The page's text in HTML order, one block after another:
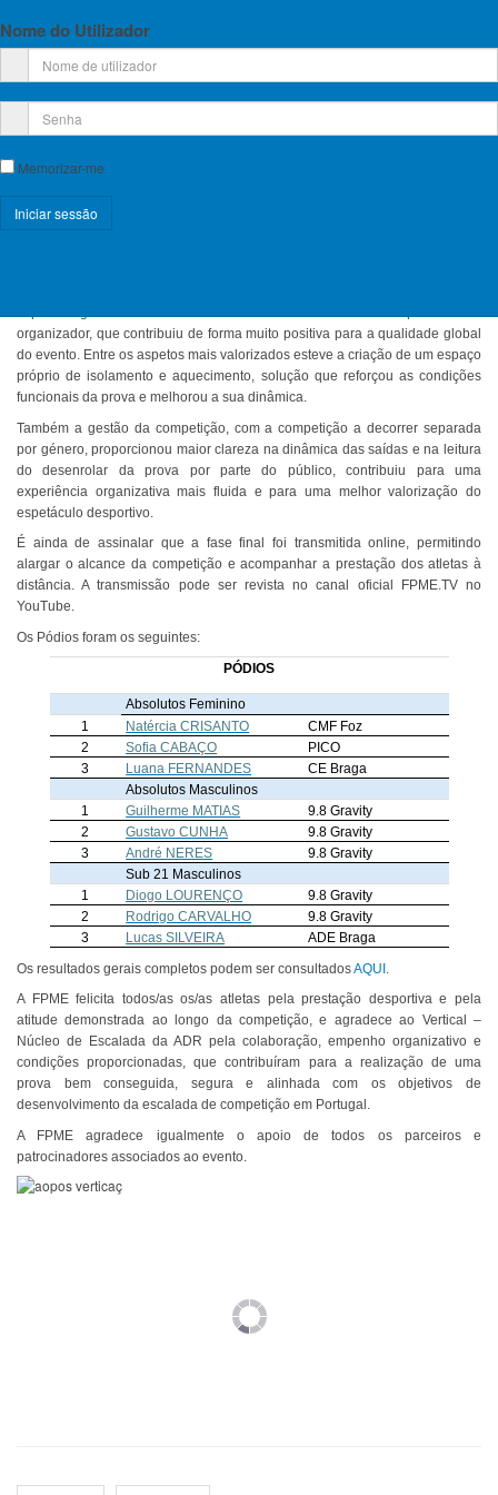
Nome do Utilizador
Memorizar-me
bastante participado.
A prova integrou o calendário nacional da modalidade e constituiu a primeira
de três competições pontuáveis para o ranking da Taça de Portugal de
Escalada de Bloco de 2026. Os atletas do escalão Sub-21 competiram
integrados no escalão Absoluto, sendo posteriormente considerados
A competição decorreu com uma fase de qualificação, na qual cada atleta
enfrentou seis blocos, repartidos em dois momentos, seguida de uma final
disputada pelos seis melhores classificados de cada género, composta por
Importa igualmente destacar o trabalho desenvolvido pelo clube
organizador, que contribuiu de forma muito positiva para a qualidade global
do evento. Entre os aspetos mais valorizados esteve a criação de um espaço
próprio de isolamento e aquecimento, solução que reforçou as condições
funcionais da prova e melhorou a sua dinâmica.
Também a gestão da competição, com a competição a decorrer separada
por género, proporcionou maior clareza na dinâmica das saídas e na leitura
do desenrolar da prova por parte do público, contribuiu para uma
experiência organizativa mais fluida e para uma melhor valorização do
espetáculo desportivo.
É ainda de assinalar que a fase final foi transmitida online, permitindo
alargar o alcance da competição e acompanhar a prestação dos atletas à
distância. A transmissão pode ser revista no canal oficial FPME.TV no
YouTube.
Os Pódios foram os seguintes:
PÓDIOS
Absolutos Feminino
1
Natércia CRISANTO
CMF Foz
2
Sofia CABAÇO
PICO
3
Luana FERNANDES
CE Braga
Absolutos Masculinos
1
Guilherme MATIAS
9.8 Gravity
2
Gustavo CUNHA
9.8 Gravity
3
André NERES
9.8 Gravity
Sub 21 Masculinos
1
Diogo LOURENÇO
9.8 Gravity
2
Rodrigo CARVALHO
9.8 Gravity
3
Lucas SILVEIRA
ADE Braga
Os resultados gerais completos podem ser consultadosAQUI
A FPME felicita todos/as os/as atletas pela prestação desportiva e pela
atitude demonstrada ao longo da competição, e agradece ao Vertical –
Núcleo de Escalada da ADR pela colaboração, empenho organizativo e
condições proporcionadas, que contribuíram para a realização de uma
prova bem conseguida, segura e alinhada com os objetivos de
desenvolvimento da escalada de competição em Portugal.
A FPME agradece igualmente o apoio de todos os parceiros e
patrocinadores associados ao evento.